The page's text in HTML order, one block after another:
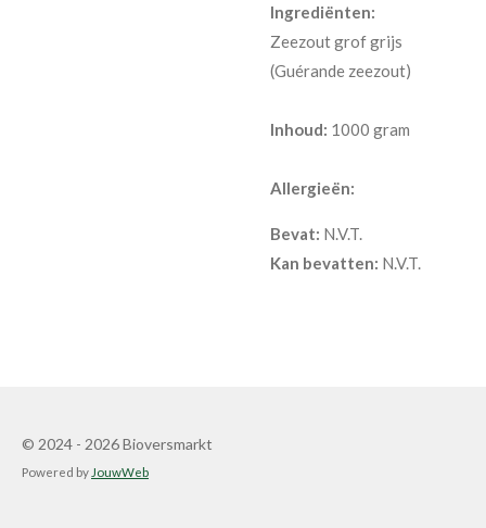
Ingrediënten:
Zeezout grof grijs
(Guérande zeezout)
Inhoud: 1000 gram
Allergieën:
Bevat: N.V.T.
Kan bevatten: N.V.T.
© 2024 - 2026 Bioversmarkt
Powered by JouwWeb